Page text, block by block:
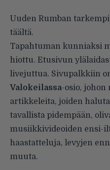
Uuden Rumban
täältä.
Tapahtuman kunniaksi
hiottu. Etusivun
livejuttua. Sivupalkkiin
Valokeilassa-osio, johon
artikkeleita, joiden
tavallista pidempään,
musiikkivideoiden ensi-
haastatteluja, levyjen
muuta.